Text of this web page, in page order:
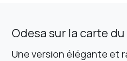
Odesa sur la carte
Une version élégante et